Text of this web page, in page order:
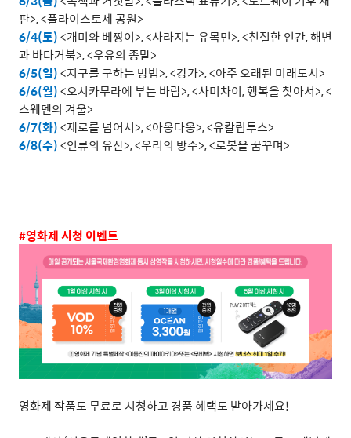
판>, <플라이스토세공원>
6/4(토)<개미와베짱이>, <사라지는유목민>, <친절한인간,해변
과바다거북>, <우유의 종말>
6/5(일)<지구를구하는 방법>, <강가>, <아주오래된 미래도시>
6/6(월)<오시카무라에부는 바람>, <사미차이,행복을 찾아서>, <
스웨덴의 겨울>
6/7(화)<제로를 넘어서>, <아옹다옹>, <유칼립투스>
6/8(수)<인류의 유산>, <우리의 방주>, <로봇을꿈꾸며>
#영화제시청 이벤트
영화제 작품도무료로 시청하고 경품혜택도 받아가세요!